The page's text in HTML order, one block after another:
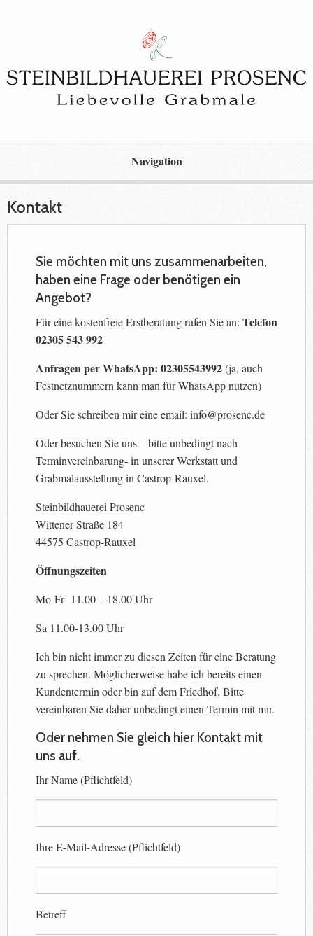
Navigation
Kontakt
Sie möchten mit uns zusammenarbeiten,
haben eine Frage oder benötigen ein
Angebot?
Für eine kostenfreie Erstberatung rufen Sie an: Telefon
02305 543 992
Anfragen per WhatsApp: 02305543992(ja, auch
Festnetznummern kann man für WhatsApp nutzen)
Oder Sie schreiben mir eine email: info@prosenc.de
Oder besuchen Sie uns – bitte unbedingt nach
Terminvereinbarung- in unserer Werkstatt und
Grabmalausstellung in Castrop-Rauxel.
Steinbildhauerei Prosenc
Wittener Straße 184
44575 Castrop-Rauxel
Öffnungszeiten
Mo-Fr 11.00 – 18.00 Uhr
Sa 11.00-13.00 Uhr
Ich bin nicht immer zu diesen Zeiten für eine Beratung
zu sprechen. Möglicherweise habe ich bereits einen
Kundentermin oder bin auf dem Friedhof. Bitte
vereinbaren Sie daher unbedingt einen Termin mit mir.
Oder nehmen Sie gleich hier Kontakt mit
uns auf.
Ihr Name (Pflichtfeld)
Ihre E-Mail-Adresse (Pflichtfeld)
Betreff